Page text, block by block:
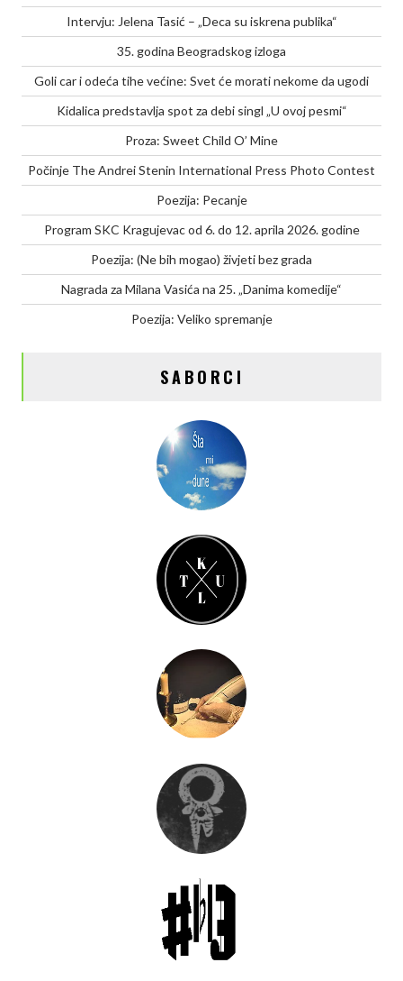
Intervju: Jelena Tasić – „Deca su iskrena publika“
35. godina Beogradskog izloga
Goli car i odeća tihe većine: Svet će morati nekome da ugodi
Kidalica predstavlja spot za debi singl „U ovoj pesmi“
Proza: Sweet Child O’ Mine
Počinje The Andrei Stenin International Press Photo Contest
Poezija: Pecanje
Program SKC Kragujevac od 6. do 12. aprila 2026. godine
Poezija: (Ne bih mogao) živjeti bez grada
Nagrada za Milana Vasića na 25. „Danima komedije“
Poezija: Veliko spremanje
SABORCI